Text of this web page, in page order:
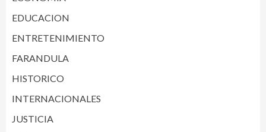
EDUCACION
ENTRETENIMIENTO
FARANDULA
HISTORICO
INTERNACIONALES
JUSTICIA